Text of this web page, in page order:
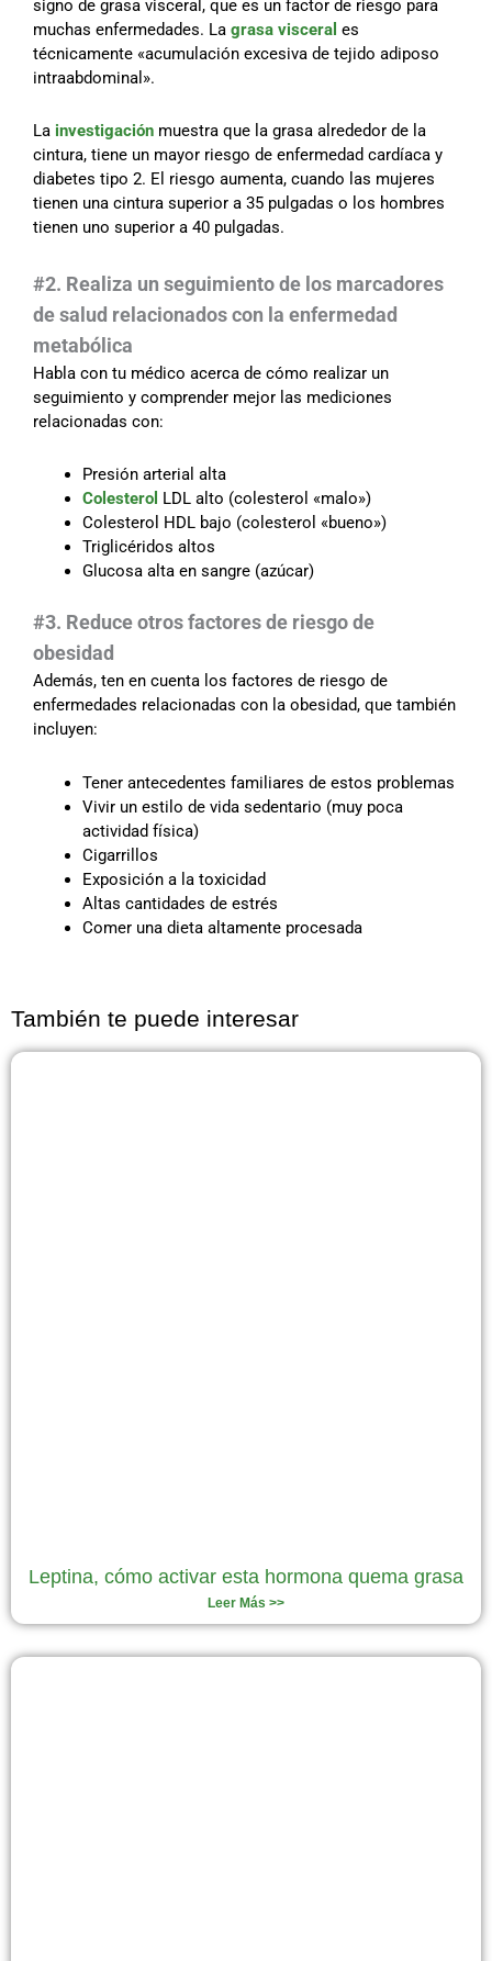
signo de grasa visceral, que es un factor de riesgo para
muchas enfermedades. La grasa visceral es
técnicamente «acumulación excesiva de tejido adiposo
intraabdominal».
La investigación muestra que la grasa alrededor de la
cintura, tiene un mayor riesgo de enfermedad cardíaca y
diabetes tipo 2. El riesgo aumenta, cuando las mujeres
tienen una cintura superior a 35 pulgadas o los hombres
tienen uno superior a 40 pulgadas.
#2. Realiza un seguimiento de los marcadores
de salud relacionados con la enfermedad
metabólica
Habla con tu médico acerca de cómo realizar un
seguimiento y comprender mejor las mediciones
relacionadas con:
Presión arterial alta
Colesterol LDL alto (colesterol «malo»)
Colesterol HDL bajo (colesterol «bueno»)
Triglicéridos altos
Glucosa alta en sangre (azúcar)
#3. Reduce otros factores de riesgo de
obesidad
Además, ten en cuenta los factores de riesgo de
enfermedades relacionadas con la obesidad, que también
incluyen:
Tener antecedentes familiares de estos problemas
Vivir un estilo de vida sedentario (muy poca
actividad física)
Cigarrillos
Exposición a la toxicidad
Altas cantidades de estrés
Comer una dieta altamente procesada
También te puede interesar
Leptina, cómo activar esta hormona quema grasa
Leer Más >>